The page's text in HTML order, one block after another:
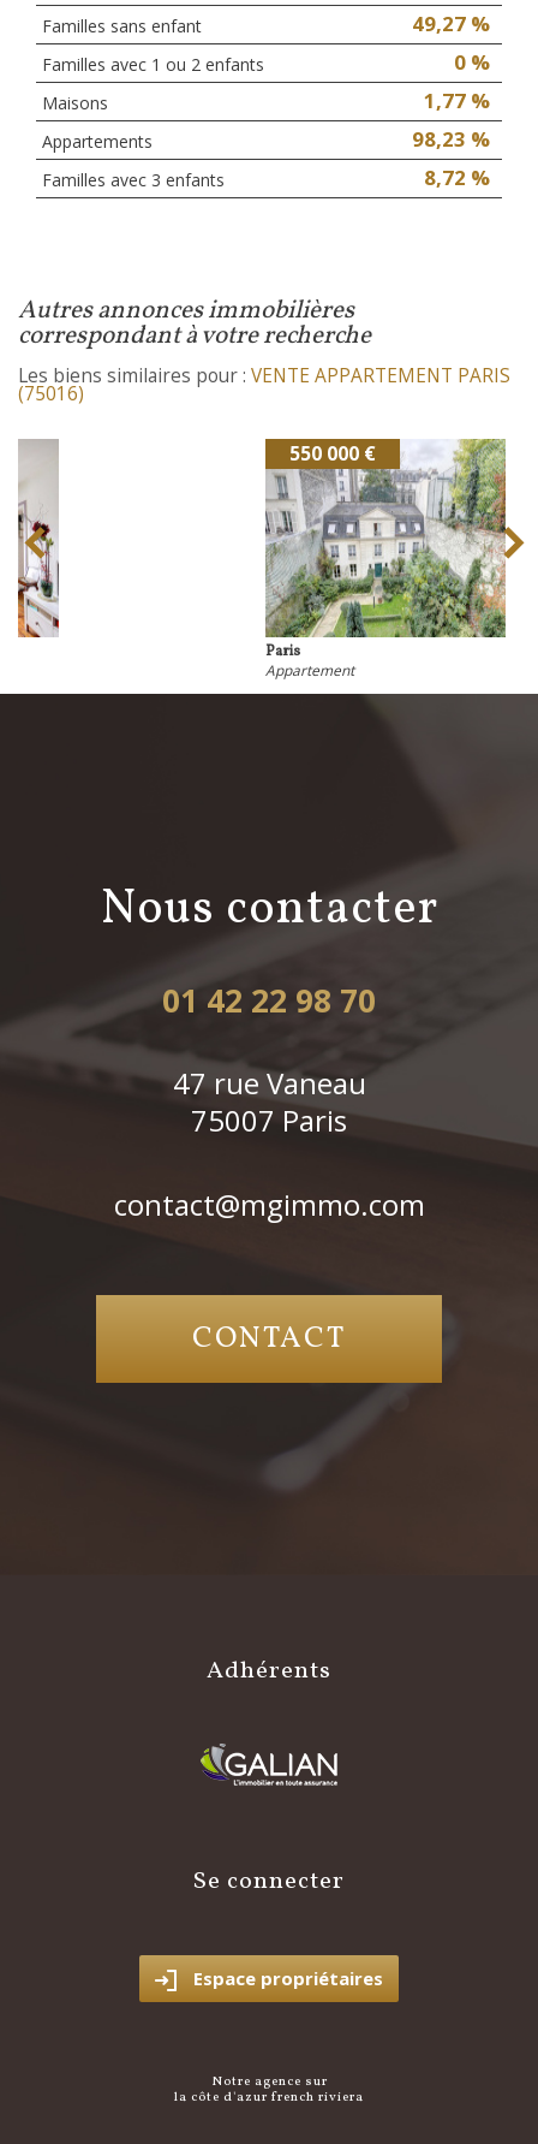
Familles sans enfant 49,27 %
Familles avec 1 ou 2 enfants 0 %
Maisons 1,77 %
Appartements 98,23 %
Familles avec 3 enfants 8,72 %
autres annonces immobilières
correspondant à votre recherche
Les biens similaires pour : VENTE APPARTEMENT PARIS
(75016)
nous contacter
01 42 22 98 70
47 rue Vaneau
75007 Paris
contact@mgimmo.com
CONTACT
adhérents
se connecter
Espace propriétaires
notre agence sur
la côte d'azur french riviera